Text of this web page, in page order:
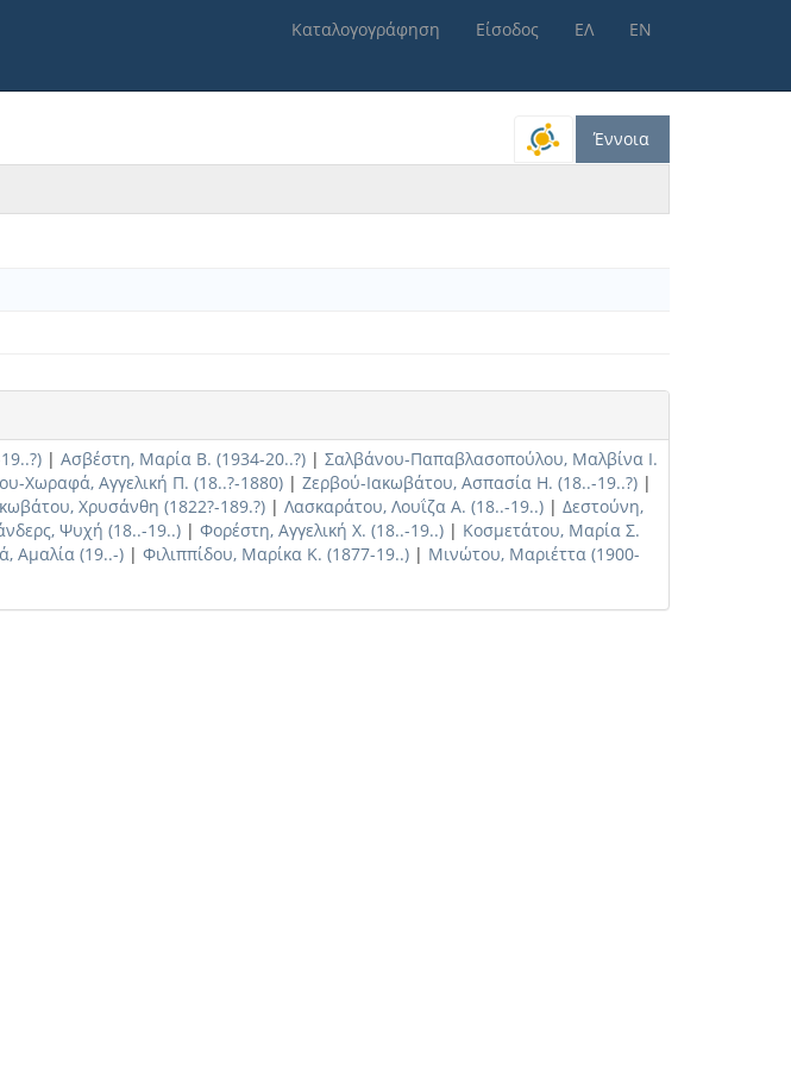
Καταλογογράφηση Είσοδος ΕΛ ΕΝ
Έννοια
| Ασβέστη, Μαρία Β. (1934-20..?) | Σαλβάνου-Παπαβλασοπούλου, Μαλβίνα Ι.
Χωραφά, Αγγελική Π. (18..?-1880) | Ζερβού-Ιακωβάτου, Ασπασία Η. (18..-19..?) |
Χρυσάνθη (1822?-189.?) | Λασκαράτου, Λουΐζα Α. (18..-19..) | Δεστούνη,
Ψυχή (18..-19..) | Φορέστη, Αγγελική Χ. (18..-19..) | Κοσμετάτου, Μαρία Σ.
Αμαλία (19..-) | Φιλιππίδου, Μαρίκα Κ. (1877-19..) | Μινώτου, Μαριέττα (1900-